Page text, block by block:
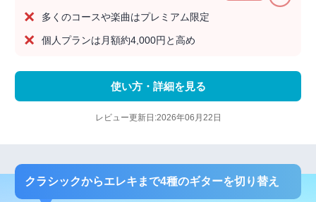
多くのコースや楽曲はプレミアム限定
個人プランは月額約4,000円と高め
使い方・詳細を見る
レビュー更新日:2026年06月22日
クラシックからエレキまで4種のギターを切り替え